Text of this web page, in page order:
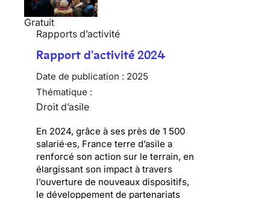
Gratuit
Rapports d’activité
Rapport d'activité 2024
Date de publication : 2025
Thématique :
Droit d’asile
En 2024, grâce à ses près de 1 500
salarié·es, France terre d’asile a
renforcé son action sur le terrain, en
élargissant son impact à travers
l’ouverture de nouveaux dispositifs,
le développement de partenariats